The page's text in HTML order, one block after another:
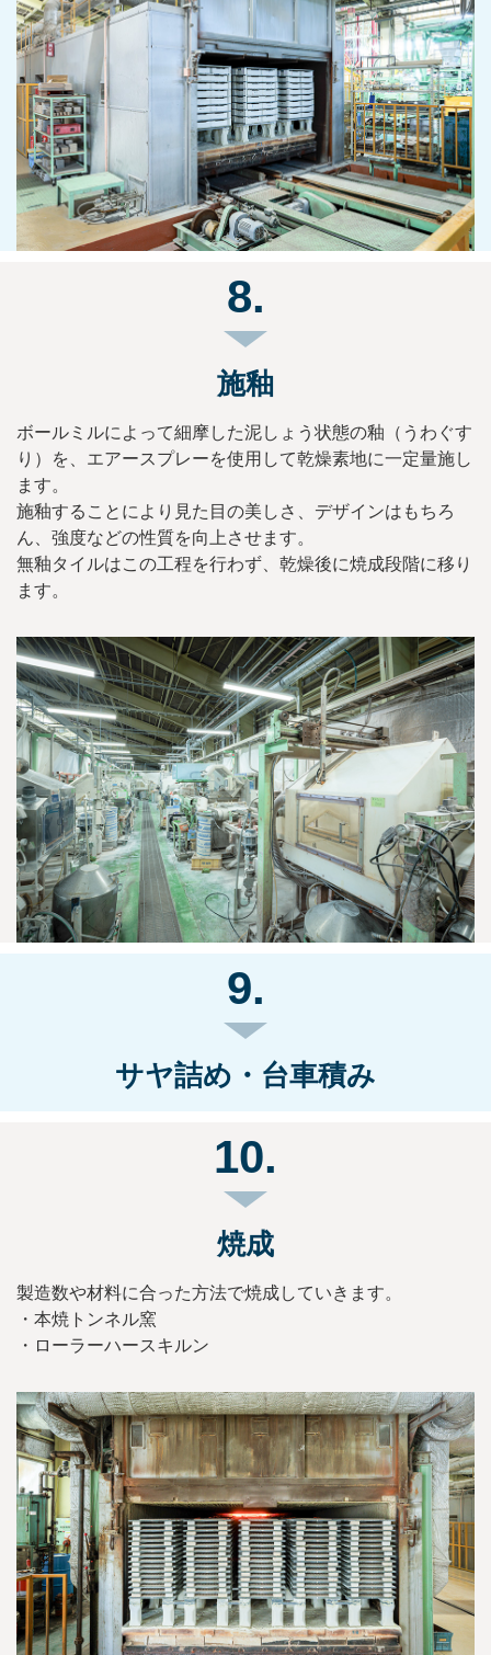
8.
施釉
ボールミルによって細摩した泥しょう状態の釉（うわぐす
り）を、エアースプレーを使用して乾燥素地に一定量施し
ます。
施釉することにより見た目の美しさ、デザインはもちろ
ん、強度などの性質を向上させます。
無釉タイルはこの工程を行わず、乾燥後に焼成段階に移り
ます。
9.
サヤ詰め・台車積み
10.
焼成
製造数や材料に合った方法で焼成していきます。
・本焼トンネル窯
・ローラーハースキルン